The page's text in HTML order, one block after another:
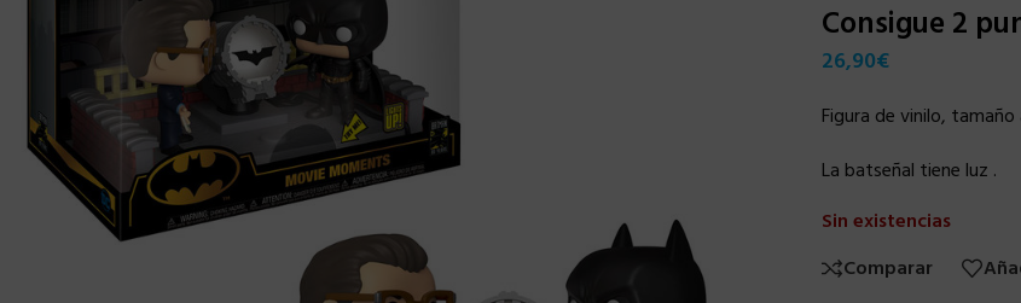
Consigue 2
26,90€
Figura de vinilo,
La batseñal tiene luz .
Sin existencias
Comparar